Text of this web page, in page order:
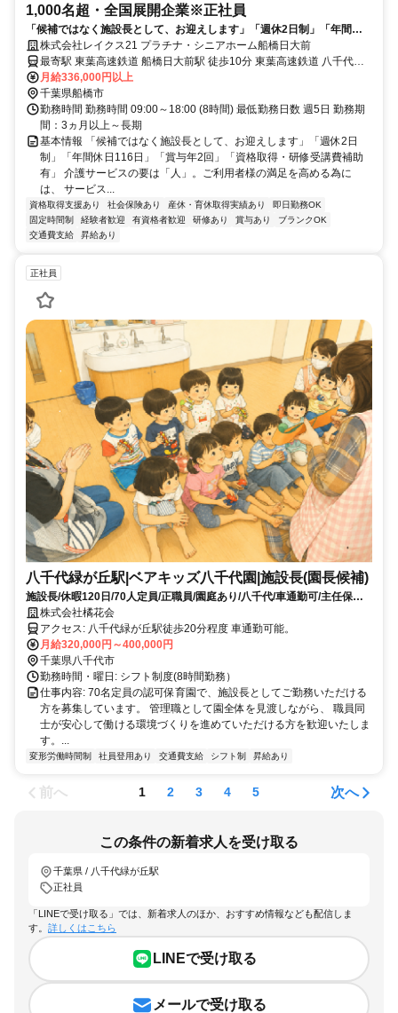
1,000名超・全国展開企業※正社員
「候補ではなく施設長として、お迎えします」「週休2日制」「年間休
日116日」「賞与年2回」「資格取得・研修受講費補助有」
株式会社レイクス21 プラチナ・シニアホーム船橋日大前
最寄駅 東葉高速鉄道 船橋日大前駅 徒歩10分 東葉高速鉄道 八千代緑
が丘駅 徒歩10分
月給336,000円以上
千葉県船橋市
勤務時間 勤務時間 09:00～18:00 (8時間) 最低勤務日数 週5日 勤務期
間：3ヵ月以上～長期
基本情報 「候補ではなく施設長として、お迎えします」「週休2日
制」「年間休日116日」「賞与年2回」「資格取得・研修受講費補助
有」 介護サービスの要は「人」。ご利用者様の満足を高める為に
は、 サービス...
資格取得支援あり 社会保険あり 産休・育休取得実績あり
即日勤務OK
固定時間制
経験者歓迎 有資格者歓迎 研修あり 賞与あり
ブランクOK
交通費支給
昇給あり
正社員
八千代緑が丘駅|ベアキッズ八千代園|施設長(園長候補)
施設長/休暇120日/70人定員/正職員/園庭あり/八千代/車通勤可/主任保育
士 株式会社橘花会
アクセス: 八千代緑が丘駅徒歩20分程度 車通勤可能。
月給320,000円～400,000円
千葉県八千代市
勤務時間・曜日: シフト制度(8時間勤務）
仕事内容: 70名定員の認可保育園で、施設長としてご勤務いただける
方を募集しています。 管理職として園全体を見渡しながら、 職員同
士が安心して働ける環境づくりを進めていただける方を歓迎いたしま
す。...
変形労働時間制 社員登用あり 交通費支給 シフト制 昇給あり
前へ 1 2 3 4 5 次へ
この条件の新着求人を受け取る
千葉県 / 八千代緑が丘駅
正社員
「LINEで受け取る」では、新着求人のほか、おすすめ情報なども配信しま
す。 詳しくはこちら
LINEで受け取る
メールで受け取る